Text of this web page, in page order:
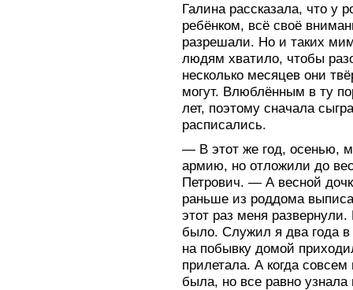
Галина рассказала, что у
ребёнком, всё своё
разрешали. Но и таких
людям хватило, чтобы
несколько месяцев они
могут. Влюблённым в ту
лет, поэтому сначала
расписались.
— В этот же год, осенью,
армию, но отложили до
Петрович. — А весной
раньше из роддома
этот раз меня
было. Служил я два года
на побывку домой
прилетала. А когда
была, но все равно